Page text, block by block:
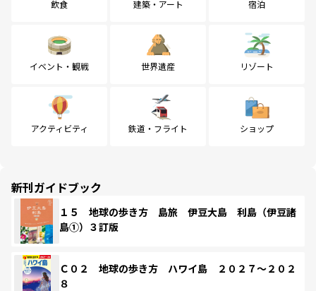
飲食 建築・アート 宿泊
イベント・観戦 世界遺産 リゾート
アクティビティ 鉄道・フライト ショップ
新刊ガイドブック
１５ 地球の歩き方 島旅 伊豆大島 利島（伊豆諸
島①）３訂版
Ｃ０２ 地球の歩き方 ハワイ島 ２０２７～２０２
８